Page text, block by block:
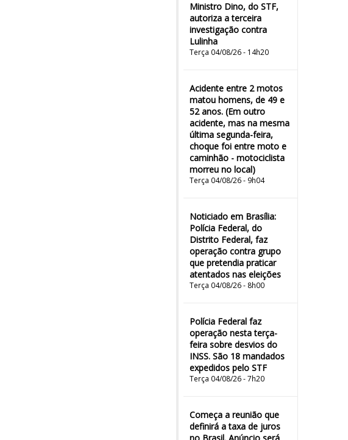
Ministro Dino, do STF,
autoriza a terceira
investigação contra
Lulinha
Terça 04/08/26 - 14h20
Acidente entre 2 motos
matou homens, de 49 e
52 anos. (Em outro
acidente, mas na mesma
última segunda-feira,
choque foi entre moto e
caminhão - motociclista
morreu no local)
Terça 04/08/26 - 9h04
Noticiado em Brasília:
Polícia Federal, do
Distrito Federal, faz
operação contra grupo
que pretendia praticar
atentados nas eleições
Terça 04/08/26 - 8h00
Polícia Federal faz
operação nesta terça-
feira sobre desvios do
INSS. São 18 mandados
expedidos pelo STF
Terça 04/08/26 - 7h20
Começa a reunião que
definirá a taxa de juros